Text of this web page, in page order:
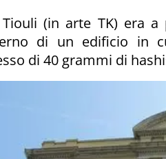
(in arte TK) era a
di un edificio in
di 40 grammi di